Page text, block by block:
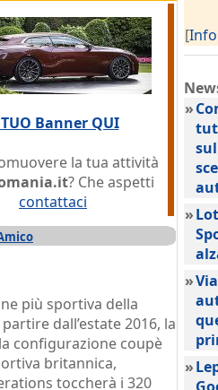
Banner QUI
la tua attività
? Che aspetti
contattaci
più sportiva della
dall’estate 2016, la
configurazione coupè
britannica,
toccherà i 320
[
»
»
»
»